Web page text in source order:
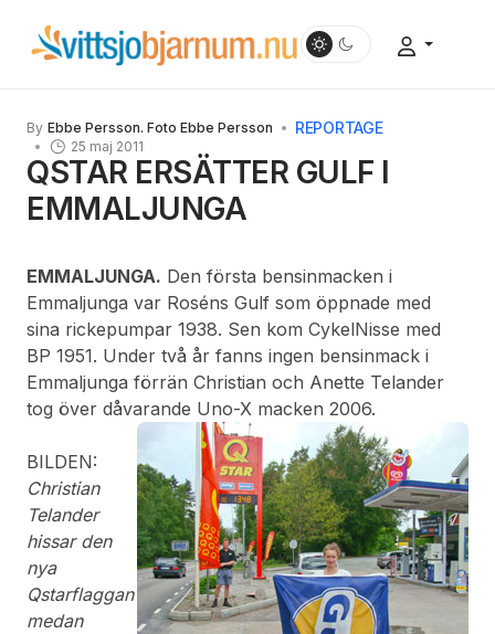
By Ebbe Persson. Foto Ebbe Persson REPORTAGE
25 maj 2011
QSTAR ERSÄTTER GULF I
EMMALJUNGA
EMMALJUNGA. Den första bensinmacken i
Emmaljunga var Roséns Gulf som öppnade med
sina rickepumpar 1938. Sen kom CykelNisse med
BP 1951. Under två år fanns ingen bensinmack i
Emmaljunga förrän Christian och Anette Telander
tog över dåvarande Uno-X macken 2006.
BILDEN:
Christian
Telander
hissar den
nya
Qstarflaggan
medan